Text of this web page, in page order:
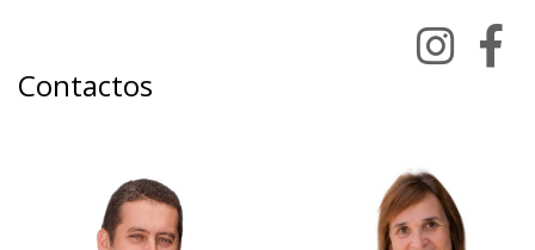
Contactos